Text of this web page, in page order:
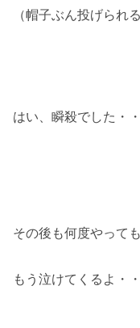
（帽子ぶん投げられる
はい、瞬殺でした・
その後も何度やって
もう泣けてくるよ・・